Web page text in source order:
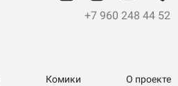
+7 960 248 44 52
Комики О проекте